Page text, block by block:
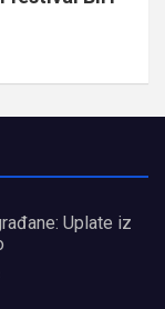
Uplate iz